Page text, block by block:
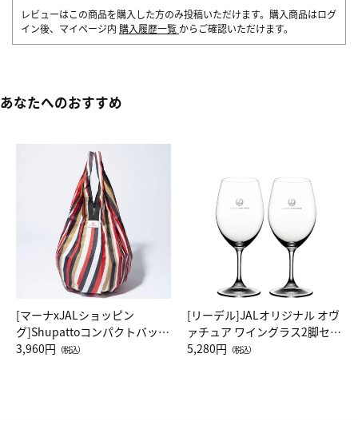
レビューはこの商品を購入した方のみ投稿いただけます。購入商品はログ
イン後、マイページ内 購入履歴一覧 からご確認いただけます。
あなたへのおすすめ
[マーナxJALショッピン
グ]Shupattoコンパクトバッグ
Drop JAL客室乗務員（LC）ス
3,960円 （税込）
[リーデル]JALオリジナル オヴ
ァチュア ワイングラス2脚セッ
ト（レッドワイン）
5,280円 （税込）